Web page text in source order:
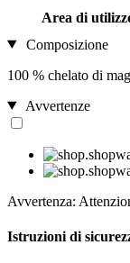
Area di
Composizione
100 % chelato di
Avvertenze
Avvertenza:
Istruzioni di